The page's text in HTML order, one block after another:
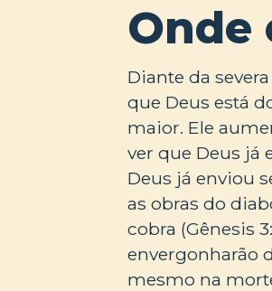
Onde
Diante da
que Deus está
maior. Ele
ver que Deus já
Deus já enviou
as obras do
cobra (Gênesis
envergonharão
mesmo na